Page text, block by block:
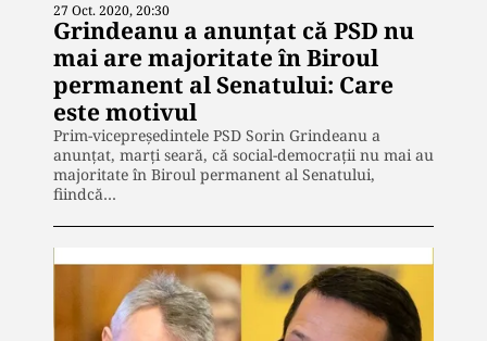
27 Oct. 2020, 20:30
Grindeanu a anunțat că PSD nu
mai are majoritate în Biroul
permanent al Senatului: Care
este motivul
Prim-vicepreședintele PSD Sorin Grindeanu a
anunțat, marți seară, că social-democrații nu mai au
majoritate în Biroul permanent al Senatului,
fiindcă…